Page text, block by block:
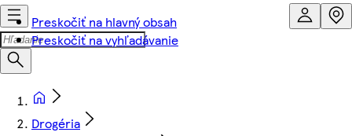
Preskočiť na hlavný obsah
Preskočiť na vyhľadávanie
Drogéria